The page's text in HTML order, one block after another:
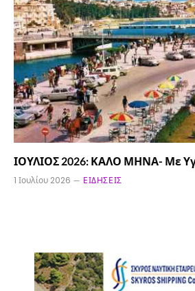
ΙΟΥΛΙΟΣ 2026: ΚΑΛΟ ΜΗΝΑ- Με
1 Ιουλίου 2026 ΕΙΔΉΣΕΙΣ